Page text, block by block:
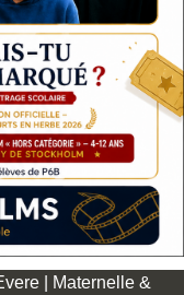
| Maternelle &